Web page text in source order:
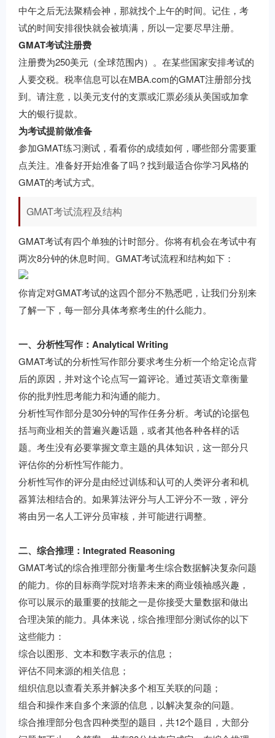
中午之后无法聚精会神，那就找个上午的时间。记住，考
试的时间安排很快就会被填满，所以一定要尽早注册。
GMAT考试注册费
注册费为250美元（全球范围内）。在某些国家安排考试的
人要交税。税率信息可以在MBA.com的GMAT注册部分找
到。请注意，以美元支付的支票或汇票必须从美国或加拿
大的银行提款。
为考试提前做准备
参加GMAT练习测试，看看你的成绩如何，哪些部分需要重
点关注。准备好开始准备了吗？找到最适合你学习风格的
GMAT的考试方式。
GMAT考试流程及结构
GMAT考试有四个单独的计时部分。你将有机会在考试中有
两次8分钟的休息时间。GMAT考试流程和结构如下：
你肯定对GMAT考试的这四个部分不熟悉吧，让我们分别来
了解一下，每一部分具体考察考生的什么能力。
一、分析性写作：Analytical Writing
GMAT考试的分析性写作部分要求考生分析一个给定论点背
后的原因，并对这个论点写一篇评论。通过英语文章衡量
你的批判性思考能力和沟通的能力。
分析性写作部分是30分钟的写作任务分析。考试的论据包
括与商业相关的普遍兴趣话题，或者其他各种各样的话
题。考生没有必要掌握文章主题的具体知识，这一部分只
评估你的分析性写作能力。
分析性写作的评分是由经过训练和认可的人类评分者和机
器算法相结合的。如果算法评分与人工评分不一致，评分
将由另一名人工评分员审核，并可能进行调整。
二、综合推理：Integrated Reasoning
GMAT考试的综合推理部分衡量考生综合数据解决复杂问题
的能力。你的目标商学院对培养未来的商业领袖感兴趣，
你可以展示的最重要的技能之一是你接受大量数据和做出
合理决策的能力。具体来说，综合推理部分测试你的以下
这些能力：
综合以图形、文本和数字表示的信息；
评估不同来源的相关信息；
组织信息以查看关系并解决多个相互关联的问题；
组合和操作来自多个来源的信息，以解决复杂的问题。
综合推理部分包含四种类型的题目，共12个题目，大部分